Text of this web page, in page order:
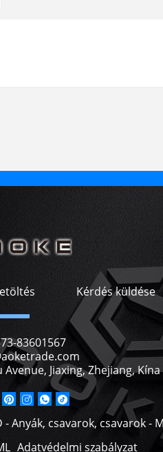
Kérdés küldése
83601567
Jiaxing, Zhejiang, Kína
- Anyák, csavarok, csavarok
Adatvédelmi szabályzat